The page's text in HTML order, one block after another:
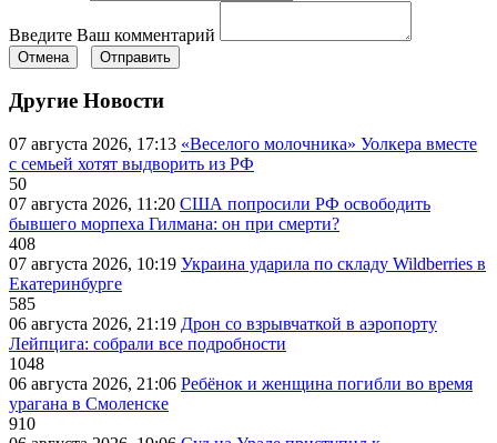
Введите Ваш комментарий
Отмена Отправить
Другие Новости
07 августа 2026, 17:13 «Веселого молочника» Уолкера вместе
с семьей хотят выдворить из РФ
50
07 августа 2026, 11:20 США попросили РФ освободить
бывшего морпеха Гилмана: он при смерти?
408
07 августа 2026, 10:19 Украина ударила по складу Wildberries в
Екатеринбурге
585
06 августа 2026, 21:19 Дрон со взрывчаткой в аэропорту
Лейпцига: собрали все подробности
1048
06 августа 2026, 21:06 Ребёнок и женщина погибли во время
урагана в Смоленске
910